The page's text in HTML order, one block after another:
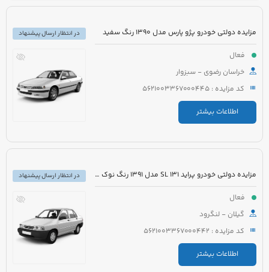
مزایده دولتی خودرو پژو پارس مدل 1390 رنگ سفید
فعال
خراسان رضوی - سبزوار
کد مزایده : 5621003367000445
اطلاعات بیشتر
در انتظار ارسال پیشنهاد
مزایده دولتی خودرو پراید 131 SL مدل 1391 رنگ نوک مدادی
فعال
گیلان - لنگرود
کد مزایده : 5621003367000442
اطلاعات بیشتر
در انتظار ارسال پیشنهاد